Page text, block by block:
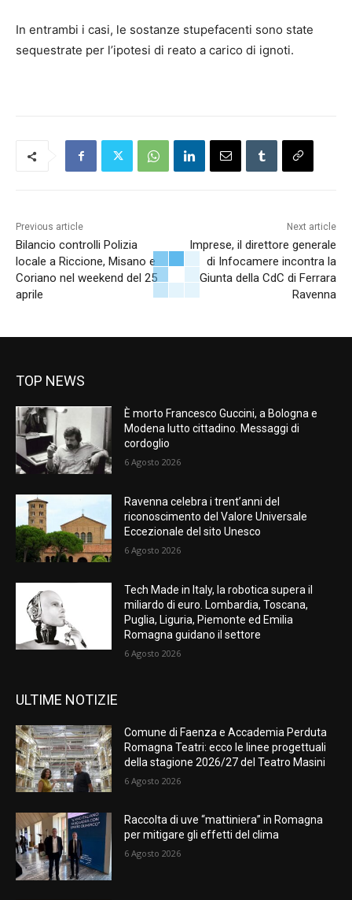
In entrambi i casi, le sostanze stupefacenti sono state
sequestrate per l’ipotesi di reato a carico di ignoti.
Previous article
Bilancio controlli Polizia
locale a Riccione, Misano e
Coriano nel weekend del 25
aprile
Next article
Imprese, il direttore generale
di Infocamere incontra la
Giunta della CdC di Ferrara
Ravenna
TOP NEWS
È morto Francesco Guccini, a Bologna e
Modena lutto cittadino. Messaggi di
cordoglio
6 Agosto 2026
Ravenna celebra i trent’anni del
riconoscimento del Valore Universale
Eccezionale del sito Unesco
6 Agosto 2026
Tech Made in Italy, la robotica supera il
miliardo di euro. Lombardia, Toscana,
Puglia, Liguria, Piemonte ed Emilia
Romagna guidano il settore
6 Agosto 2026
ULTIME NOTIZIE
Comune di Faenza e Accademia Perduta
Romagna Teatri: ecco le linee progettuali
della stagione 2026/27 del Teatro Masini
6 Agosto 2026
Raccolta di uve “mattiniera” in Romagna
per mitigare gli effetti del clima
6 Agosto 2026